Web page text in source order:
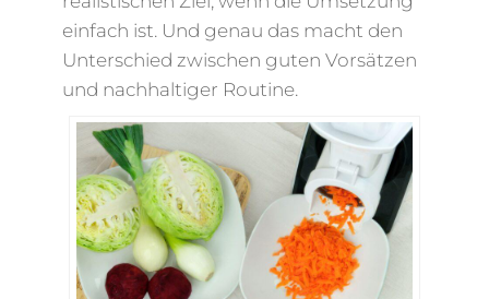
einfach ist. Und genau das macht den
Unterschied zwischen guten Vorsätzen
und nachhaltiger Routine.